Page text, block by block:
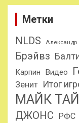
Метки
NLDS
Александр
Брэйвз
Карпин
Видео
Зенит Итог
МАЙК
ДЖОНС
РФС